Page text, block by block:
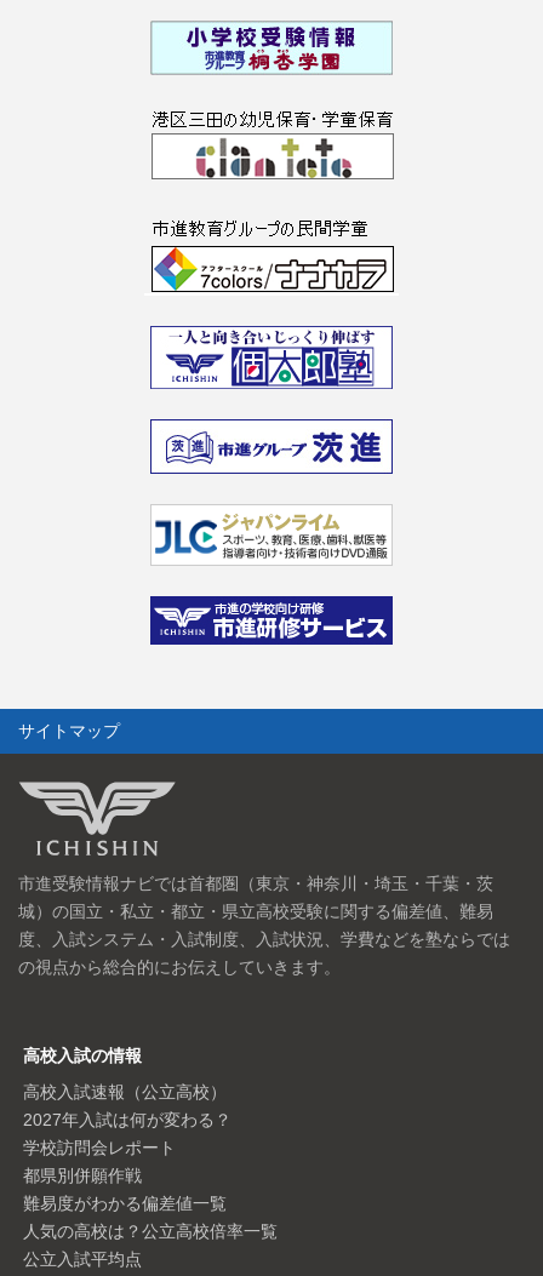
サイトマップ
市進受験情報ナビでは首都圏（東京・神奈川・埼玉・千葉・茨
城）の国立・私立・都立・県立高校受験に関する偏差値、難易
度、入試システム・入試制度、入試状況、学費などを塾ならでは
の視点から総合的にお伝えしていきます。
高校入試の情報
高校入試速報（公立高校）
2027年入試は何が変わる？
学校訪問会レポート
都県別併願作戦
難易度がわかる偏差値一覧
人気の高校は？公立高校倍率一覧
公立入試平均点